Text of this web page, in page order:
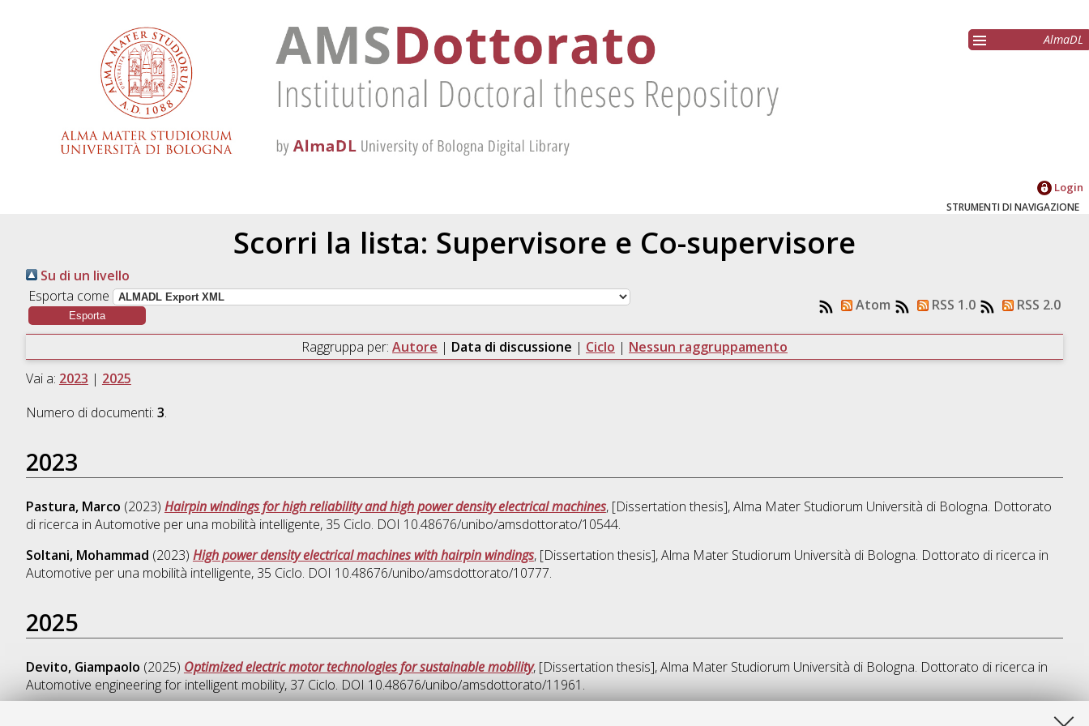
AlmaDL
Login
STRUMENTI DI NAVIGAZIONE
Scorri la lista: Supervisore e Co-supervisore
Su di un livello
Esporta come
Atom RSS 1.0 RSS 2.0
Raggruppa per: Autore | Data di discussione | Ciclo | Nessun raggruppamento
Vai a: 2023 | 2025
Numero di documenti: 3.
2023
Pastura, Marco (2023) Hairpin windings for high reliability and high power density electrical machines, [Dissertation thesis], Alma Mater Studiorum Università di Bologna. Dottorato
di ricerca in Automotive per una mobilità intelligente, 35 Ciclo. DOI 10.48676/unibo/amsdottorato/10544.
Soltani, Mohammad (2023) High power density electrical machines with hairpin windings, [Dissertation thesis], Alma Mater Studiorum Università di Bologna. Dottorato di ricerca in
Automotive per una mobilità intelligente, 35 Ciclo. DOI 10.48676/unibo/amsdottorato/10777.
2025
Devito, Giampaolo (2025) Optimized electric motor technologies for sustainable mobility, [Dissertation thesis], Alma Mater Studiorum Università di Bologna. Dottorato di ricerca in
Automotive engineering for intelligent mobility, 37 Ciclo. DOI 10.48676/unibo/amsdottorato/11961.